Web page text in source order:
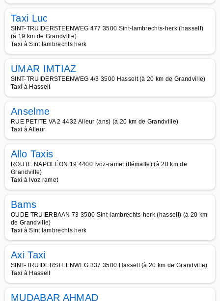
Taxi Luc
SINT-TRUIDERSTEENWEG 477 3500 Sint-lambrechts-herk (hasselt)
(à 19 km de Grandville)
Taxi à Sint lambrechts herk
UMAR IMTIAZ
SINT-TRUIDERSTEENWEG 4/3 3500 Hasselt (à 20 km de Grandville)
Taxi à Hasselt
Anselme
RUE PETITE VA 2 4432 Alleur (ans) (à 20 km de Grandville)
Taxi à Alleur
Allo Taxis
ROUTE NAPOLÉON 19 4400 Ivoz-ramet (flémalle) (à 20 km de
Grandville)
Taxi à Ivoz ramet
Bams
OUDE TRUIERBAAN 73 3500 Sint-lambrechts-herk (hasselt) (à 20 km
de Grandville)
Taxi à Sint lambrechts herk
Axi Taxi
SINT-TRUIDERSTEENWEG 337 3500 Hasselt (à 20 km de Grandville)
Taxi à Hasselt
MUDABAR AHMAD